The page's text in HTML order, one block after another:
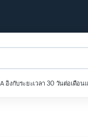
อิงกับระยะเวลา 30 วันต่อเดือน